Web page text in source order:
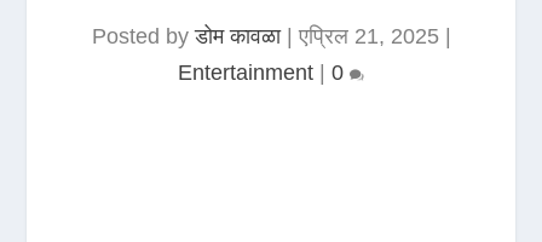
Posted byडोम कावळा|एप्रिल 21, 2025|
Entertainment
0